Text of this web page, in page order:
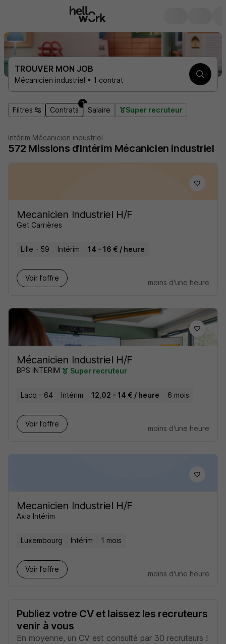
TROUVER MON JOB
Mécanicien industriel • 1 contrat
Filtres Contrats
1
Salaire Super recruteur
Intérim Mécanicien industriel
572 Missions d'Intérim Mécanicien industriel
Mecanicien Industriel H/F
Get Carrières
Lille - 59 Intérim 14 - 16 € / heure
Voir l’offre
moins d'une heure
Mécanicien Industriel H/F
BPS INTERIM Super recruteur
Lacq - 64 Intérim 12,02 - 14 € / heure 6 mois
Voir l’offre
moins d'une heure
Mecanicien Industriel H/F
Axia Intérim
Luxembourg Intérim 1 mois
Voir l’offre
moins d'une heure
Publiez votre CV et laissez les recruteurs
venir à vous
En moyenne, un CV est consulté par 30 recruteurs !